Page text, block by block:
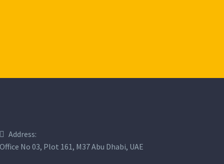
BUILDING
Address:
Office No 03, Plot 161, M37 Abu Dhabi, UAE